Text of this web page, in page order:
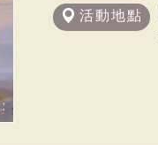
活動地點